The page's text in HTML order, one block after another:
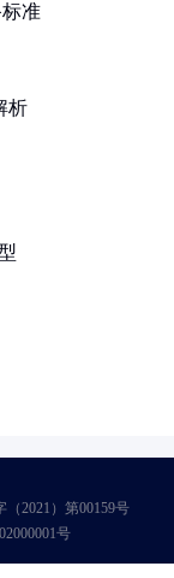
准
析
2021）第00159号
号